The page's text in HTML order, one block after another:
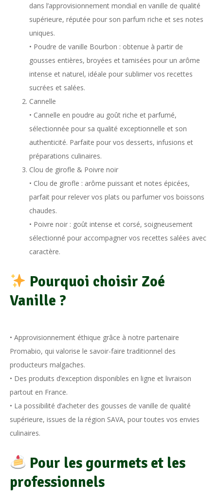
dans l’approvisionnement mondial en vanille de qualité
supérieure, réputée pour son parfum riche et ses notes
uniques.
• Poudre de vanille Bourbon : obtenue à partir de
gousses entières, broyées et tamisées pour un arôme
intense et naturel, idéale pour sublimer vos recettes
sucrées et salées.
Cannelle
• Cannelle en poudre au goût riche et parfumé,
sélectionnée pour sa qualité exceptionnelle et son
authenticité. Parfaite pour vos desserts, infusions et
préparations culinaires.
Clou de girofle & Poivre noir
• Clou de girofle : arôme puissant et notes épicées,
parfait pour relever vos plats ou parfumer vos boissons
chaudes.
• Poivre noir : goût intense et corsé, soigneusement
sélectionné pour accompagner vos recettes salées avec
caractère.
Pourquoi choisir Zoé
Vanille ?
• Approvisionnement éthique grâce à notre partenaire
Promabio, qui valorise le savoir-faire traditionnel des
producteurs malgaches.
• Des produits d’exception disponibles en ligne et livraison
partout en France.
• La possibilité d’acheter des gousses de vanille de qualité
supérieure, issues de la région SAVA, pour toutes vos envies
culinaires.
Pour les gourmets et les
professionnels